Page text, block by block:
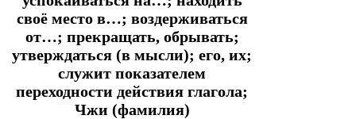
своё место в…; воздерживаться
от…; прекращать, обрывать;
утверждаться (в мысли); его, их;
служит показателем
переходности действия глагола;
Чжи (фамилия)